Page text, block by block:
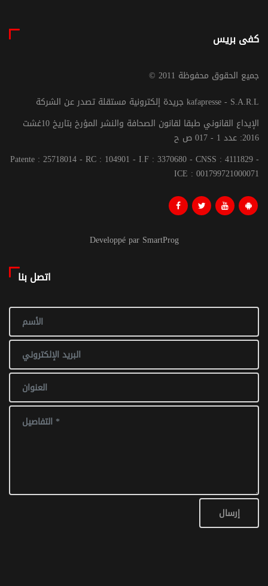
كفى بريس
© جميع الحقوق محفوظة 2011
جريدة إلكترونية مستقلة تصدر عن الشركة kafapresse - S.A.R.L
الإيداع القانوني طبقا لقانون الصحافة والنشر المؤرخ بتاريخ 10غشت
2016: عدد 1 - 017 ص ح
Patente : 25718014 - RC : 104901 - I.F : 3370680 - CNSS : 4111829 -
ICE : 001799721000071
Developpé par SmartProg
اتصل بنا